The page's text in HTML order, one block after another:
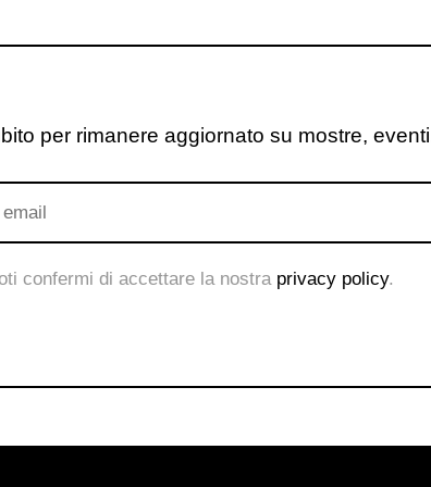
per rimanere aggiornato su mostre,
confermi di accettare la nostra privacy policy.